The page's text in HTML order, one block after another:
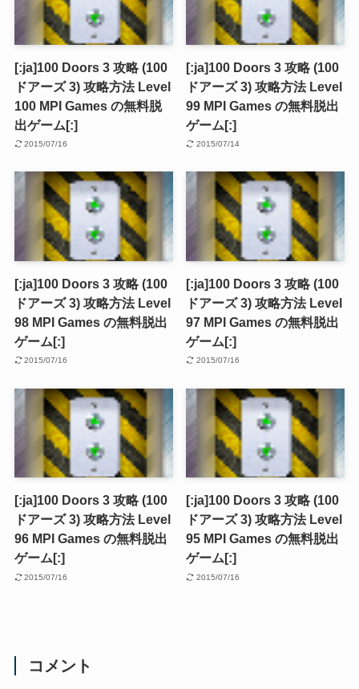
[:ja]100 Doors 3 攻略 (100
ドアーズ 3) 攻略方法 Level
100 MPI Games の無料脱
出ゲーム[:]
2015/07/16
[:ja]100 Doors 3 攻略 (100
ドアーズ 3) 攻略方法 Level
99 MPI Games の無料脱出
ゲーム[:]
2015/07/14
[:ja]100 Doors 3 攻略 (100
ドアーズ 3) 攻略方法 Level
98 MPI Games の無料脱出
ゲーム[:]
2015/07/16
[:ja]100 Doors 3 攻略 (100
ドアーズ 3) 攻略方法 Level
97 MPI Games の無料脱出
ゲーム[:]
2015/07/16
[:ja]100 Doors 3 攻略 (100
ドアーズ 3) 攻略方法 Level
96 MPI Games の無料脱出
ゲーム[:]
2015/07/16
[:ja]100 Doors 3 攻略 (100
ドアーズ 3) 攻略方法 Level
95 MPI Games の無料脱出
ゲーム[:]
2015/07/16
コメント